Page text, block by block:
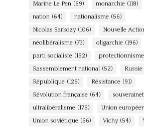
Marine Le Pen (69) monarchie (118)
nation (64) nationalisme (56)
Nicolas Sarkozy (106) Nouvelle
néolibéralisme (73) oligarchie (196)
parti socialiste (152) protectionnisme
Rassemblement national (52) Russie
République (126) Résistance (91)
Révolution française (64)
ultralibéralisme (175) Union
Union soviétique (56) Vichy (54)